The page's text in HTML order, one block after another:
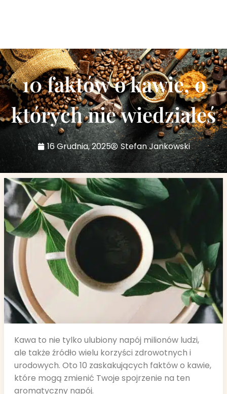
10 faktów o kawie, o
których nie wiedziałeś
16 Grudnia, 2025 Stefan Jankowski
Kawa to nie tylko ulubiony napój milionów ludzi,
ale także źródło wielu korzyści zdrowotnych i
urodowych. Oto 10 zaskakujących faktów o kawie,
które mogą zmienić Twoje spojrzenie na ten
aromatyczny napój.